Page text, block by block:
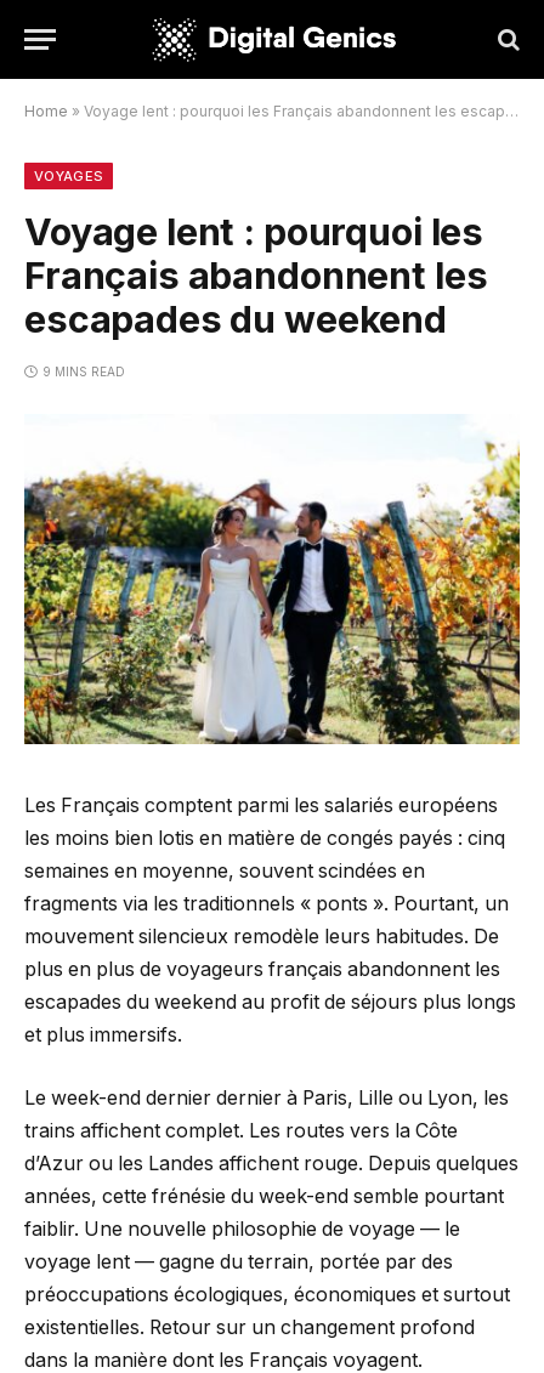
Home » Voyage lent : pourquoi les Français abandonnent les escapades du weekend
VOYAGES
Voyage lent : pourquoi les
Français abandonnent les
escapades du weekend
9 MINS READ
Les Français comptent parmi les salariés européens
les moins bien lotis en matière de congés payés : cinq
semaines en moyenne, souvent scindées en
fragments via les traditionnels « ponts ». Pourtant, un
mouvement silencieux remodèle leurs habitudes. De
plus en plus de voyageurs français abandonnent les
escapades du weekend au profit de séjours plus longs
et plus immersifs.
Le week-end dernier dernier à Paris, Lille ou Lyon, les
trains affichent complet. Les routes vers la Côte
d’Azur ou les Landes affichent rouge. Depuis quelques
années, cette frénésie du week-end semble pourtant
faiblir. Une nouvelle philosophie de voyage — le
voyage lent — gagne du terrain, portée par des
préoccupations écologiques, économiques et surtout
existentielles. Retour sur un changement profond
dans la manière dont les Français voyagent.